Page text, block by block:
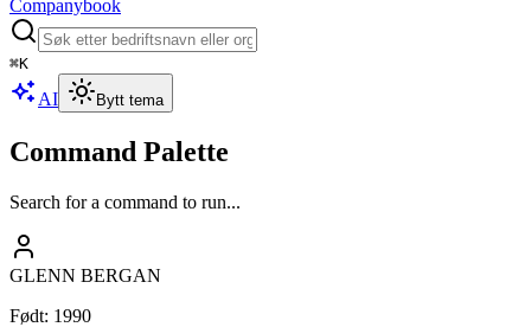
Companybook
⌘K
AI Bytt tema
Command Palette
Search for a command to run...
GLENN BERGAN
Født: 1990